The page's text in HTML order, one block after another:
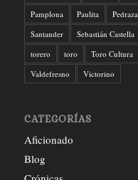
Pamplona
Paulita Pedraza
Santander
Sebastián Castella
torero
toro Toro Cultura
Valdefresno
Victorino
CATEGORÍAS
Aficionado
Blog